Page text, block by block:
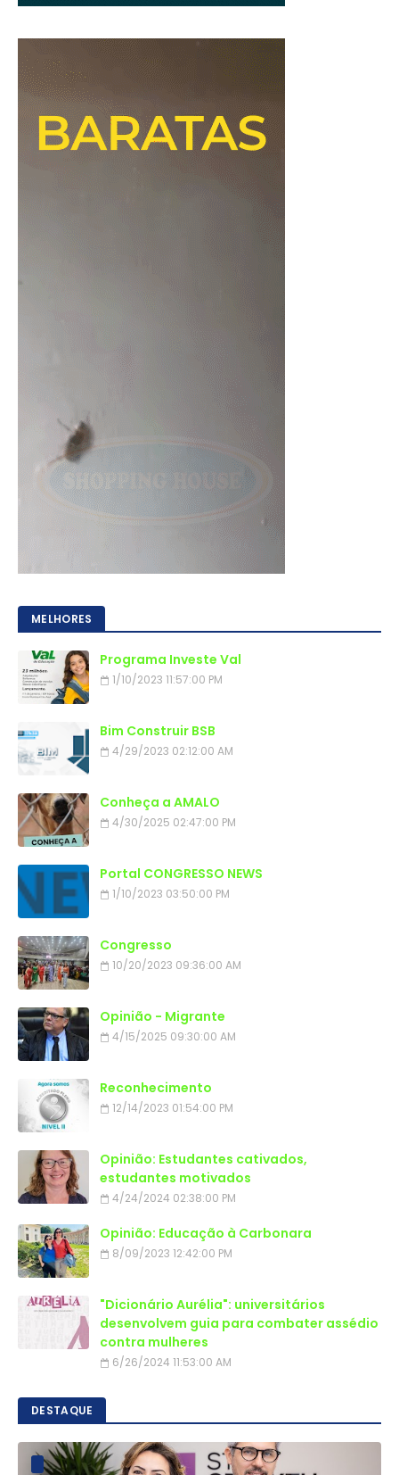
MELHORES
Programa Investe Val
1/10/2023 11:57:00 PM
Bim Construir BSB
4/29/2023 02:12:00 AM
Conheça a AMALO
4/30/2025 02:47:00 PM
Portal CONGRESSO NEWS
1/10/2023 03:50:00 PM
Congresso
10/20/2023 09:36:00 AM
Opinião - Migrante
4/15/2025 09:30:00 AM
Reconhecimento
12/14/2023 01:54:00 PM
Opinião: Estudantes cativados,
estudantes motivados
4/24/2024 02:38:00 PM
Opinião: Educação à Carbonara
8/09/2023 12:42:00 PM
"Dicionário Aurélia": universitários
desenvolvem guia para combater assédio
contra mulheres
6/26/2024 11:53:00 AM
DESTAQUE